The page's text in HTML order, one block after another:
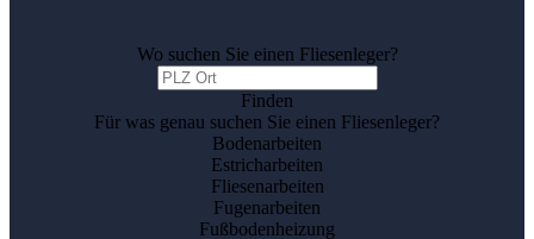
Wo suchen Sie einen Fliesenleger?
Finden
Für was genau suchen Sie einen Fliesenleger?
Bodenarbeiten
Estricharbeiten
Fliesenarbeiten
Fugenarbeiten
Fußbodenheizung